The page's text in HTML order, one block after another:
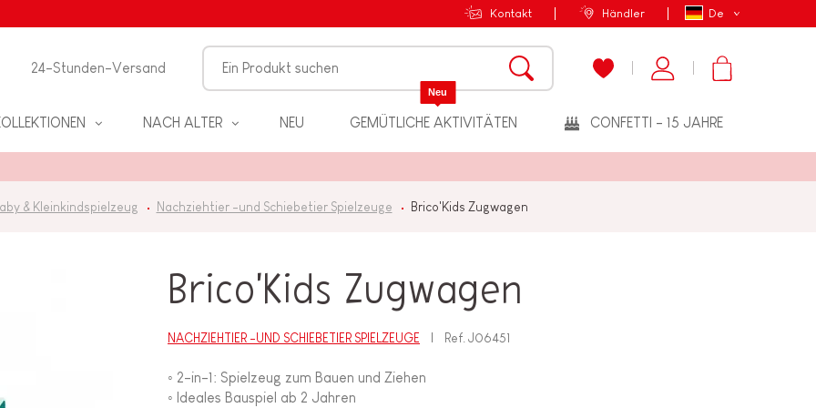
De
Kontakt Händler
24-Stunden-Versand
NACH ALTER NEU GEMÜTLICHE AKTIVITÄTEN
Neu
CONFETTI - 15 JAHRE
& Kleinkindspielzeug Nachziehtier -und Schiebetier Spielzeuge Brico'Kids Zugwagen
Brico'Kids Zugwagen
NACHZIEHTIER -UND SCHIEBETIER SPIELZEUGE Ref.J06451
◦ 2-in-1: Spielzeug zum Bauen und Ziehen
◦ Ideales Bauspiel ab 2 Jahren